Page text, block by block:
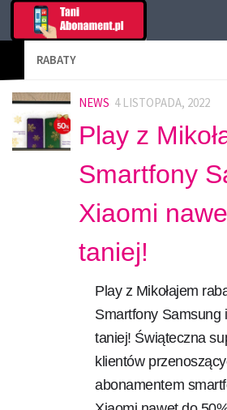
RABATY
NEWS 4 LISTOPADA, 2022
Play z
Smartfony
Xiaomi
taniej!
Play z Mikołajem
Smartfony Samsung
taniej! Świąteczna
klientów
abonamentem